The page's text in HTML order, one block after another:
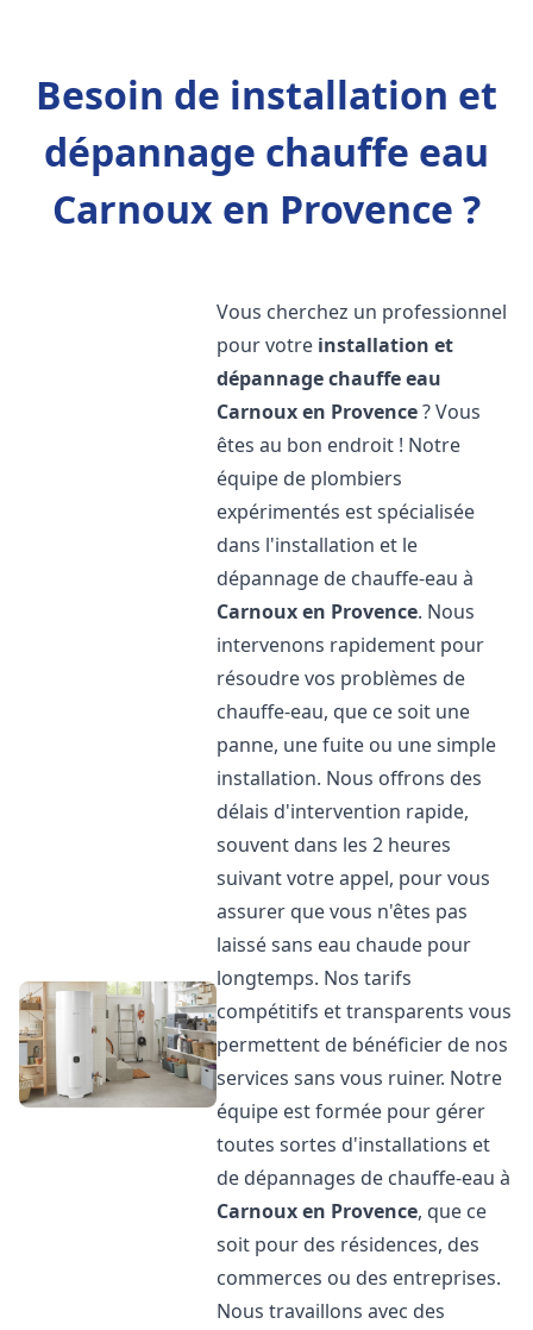
Besoin de installation et
dépannage chauffe eau
Carnoux en Provence ?
Vous cherchez un professionnel
pour votre installation et
dépannage chauffe eau
Carnoux en Provence? Vous
êtes au bon endroit ! Notre
équipe de plombiers
expérimentés est spécialisée
dans l'installation et le
dépannage de chauffe-eau à
Carnoux en Provence. Nous
intervenons rapidement pour
résoudre vos problèmes de
chauffe-eau, que ce soit une
panne, une fuite ou une simple
installation. Nous offrons des
délais d'intervention rapide,
souvent dans les 2 heures
suivant votre appel, pour vous
assurer que vous n'êtes pas
laissé sans eau chaude pour
longtemps. Nos tarifs
compétitifs et transparents vous
permettent de bénéficier de nos
services sans vous ruiner. Notre
équipe est formée pour gérer
toutes sortes d'installations et
de dépannages de chauffe-eau à
Carnoux en Provence, que ce
soit pour des résidences, des
commerces ou des entreprises.
Nous travaillons avec des